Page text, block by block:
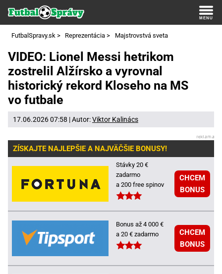
FutbalSpravy.sk > Reprezentácia > Majstrovstvá sveta
VIDEO: Lionel Messi hetrikom
zostrelil Alžírsko a vyrovnal
historický rekord Kloseho na MS
vo futbale
17.06.2026 07:58 | Autor:Viktor Kalinács
ZÍSKAJTE NAJLEPŠIE A NAJVÄČŠIE BONUSY!
Stávky 20 €
zadarmo
a 200 free spinov
CHCEM
BONUS
Bonus až 4 000 €
a 20 € zadarmo
CHCEM
BONUS